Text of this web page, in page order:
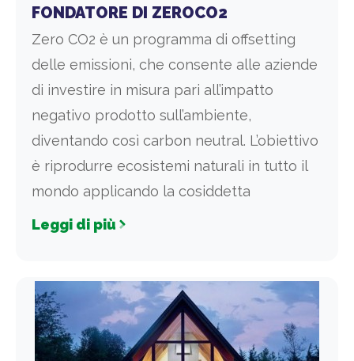
FONDATORE DI ZEROCO2
Zero CO2 è un programma di offsetting
delle emissioni, che consente alle aziende
di investire in misura pari all’impatto
negativo prodotto sull’ambiente,
diventando così carbon neutral. L’obiettivo
è riprodurre ecosistemi naturali in tutto il
mondo applicando la cosiddetta
Leggi di più